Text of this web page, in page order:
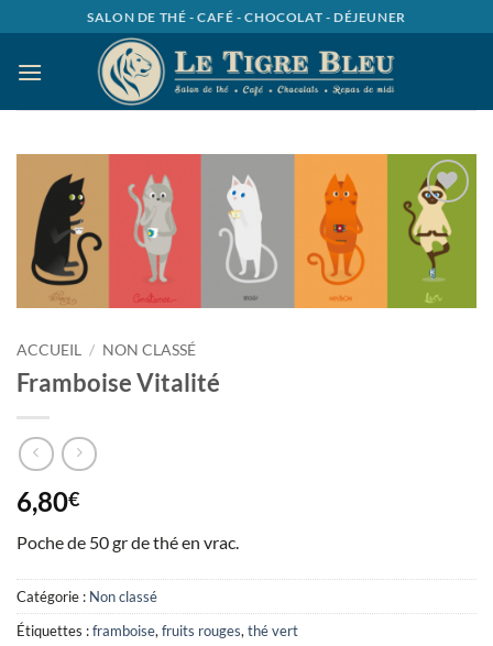
au
contenu
SALON DE THÉ - CAFÉ - CHOCOLAT - DÉJEUNER
Ajouter
à la
wishlist
ACCUEIL / NON CLASSÉ
Framboise Vitalité
6,80€
Poche de 50 gr de thé en vrac.
Catégorie : Non classé
Étiquettes :framboise, fruits rouges, thé vert